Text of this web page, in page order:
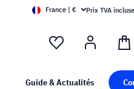
France | € Prix TVA incluse
Guide & Actualités